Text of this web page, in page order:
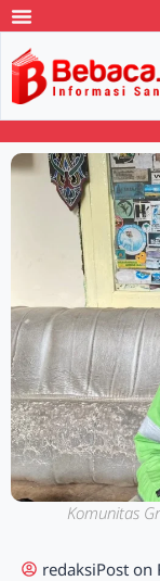
Komunitas
redaksiPost on